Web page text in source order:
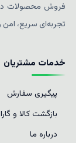
فروش محصولات
تجربه‌ای سریع،
خدمات مشتریان
پیگیری سفارش
بازگشت کالا و
درباره ما